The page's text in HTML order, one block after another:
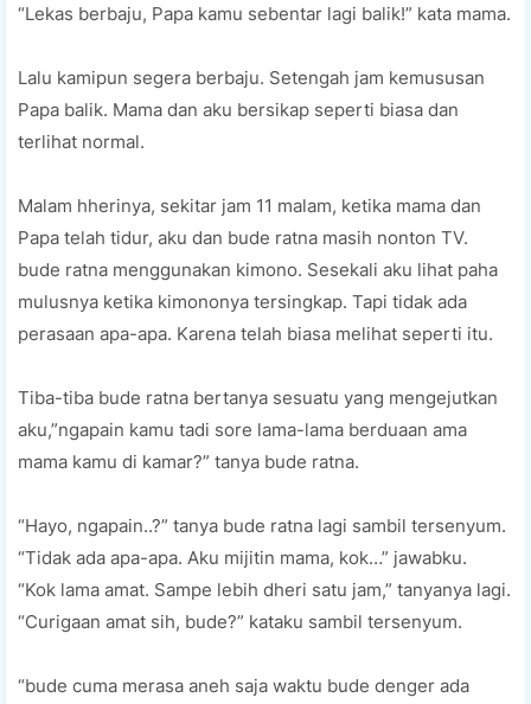
“Lekas berbaju, Papa kamu sebentar lagi balik!” kata mama.
Lalu kamipun segera berbaju. Setengah jam kemususan
Papa balik. Mama dan aku bersikap seperti biasa dan
terlihat normal.
Malam hherinya, sekitar jam 11 malam, ketika mama dan
Papa telah tidur, aku dan bude ratna masih nonton TV.
bude ratna menggunakan kimono. Sesekali aku lihat paha
mulusnya ketika kimononya tersingkap. Tapi tidak ada
perasaan apa-apa. Karena telah biasa melihat seperti itu.
Tiba-tiba bude ratna bertanya sesuatu yang mengejutkan
aku,”ngapain kamu tadi sore lama-lama berduaan ama
mama kamu di kamar?” tanya bude ratna.
“Hayo, ngapain..?” tanya bude ratna lagi sambil tersenyum.
“Tidak ada apa-apa. Aku mijitin mama, kok…” jawabku.
“Kok lama amat. Sampe lebih dheri satu jam,” tanyanya lagi.
“Curigaan amat sih, bude?” kataku sambil tersenyum.
“bude cuma merasa aneh saja waktu bude denger ada